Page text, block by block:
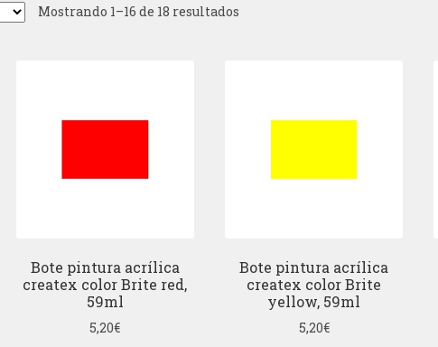
Mostrando 1–16 de 18 resultados
Bote pintura acrílica
createx color Brite red,
59ml
5,20€
Bote pintura acrílica
createx color Brite
yellow, 59ml
5,20€